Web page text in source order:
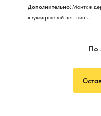
Дополнительно: Монтаж
двухмаршевой лестницы.
По